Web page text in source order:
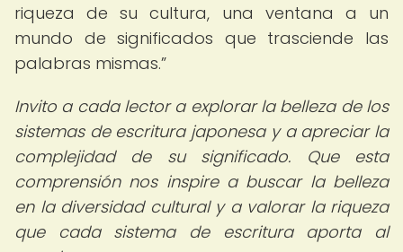
riqueza de su cultura, una ventana a un
mundo de significados que trasciende las
palabras mismas.
Invito a cada lector a explorar la belleza de los
sistemas de escritura japonesa y a apreciar la
complejidad de su significado. Que esta
comprensión nos inspire a buscar la belleza
en la diversidad cultural y a valorar la riqueza
que cada sistema de escritura aporta al